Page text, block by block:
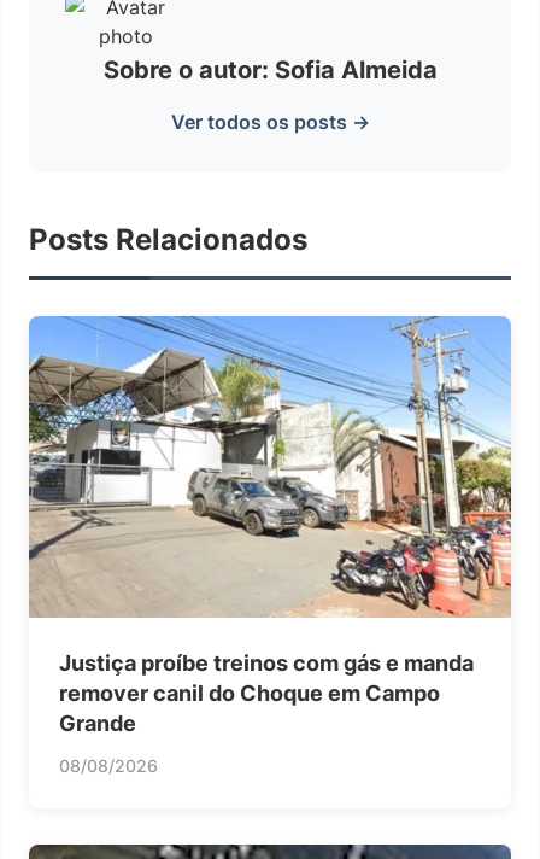
Sobre o autor: Sofia Almeida
Ver todos os posts →
Posts Relacionados
Justiça proíbe treinos com gás e manda
remover canil do Choque em Campo
Grande
08/08/2026